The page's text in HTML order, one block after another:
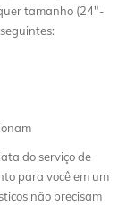
tamanho (24″-
do serviço de
para você em um
não precisam